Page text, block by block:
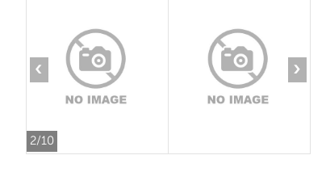
2/10
‹ ›